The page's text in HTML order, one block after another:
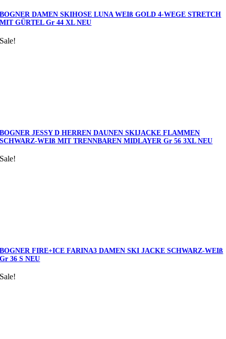
BOGNER DAMEN SKIHOSE LUNA WEIß GOLD 4-WEGE STRETCH
MIT GÜRTEL Gr 44 XL NEU
Sale!
BOGNER JESSY D HERREN DAUNEN SKIJACKE FLAMMEN
SCHWARZ-WEIß MIT TRENNBAREN MIDLAYER Gr 56 3XL NEU
Sale!
BOGNER FIRE+ICE FARINA3 DAMEN SKI JACKE SCHWARZ-WEIß
Gr 36 S NEU
Sale!